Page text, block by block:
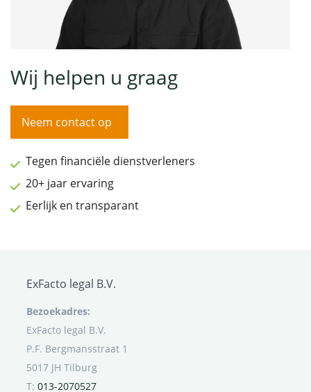
Wij helpen u graag
Neem contact op
Tegen financiële dienstverleners
20+ jaar ervaring
Eerlijk en transparant
ExFacto legal B.V.
Bezoekadres:
ExFacto legal B.V.
P.F. Bergmansstraat 1
5017 JH Tilburg
T: 013-2070527